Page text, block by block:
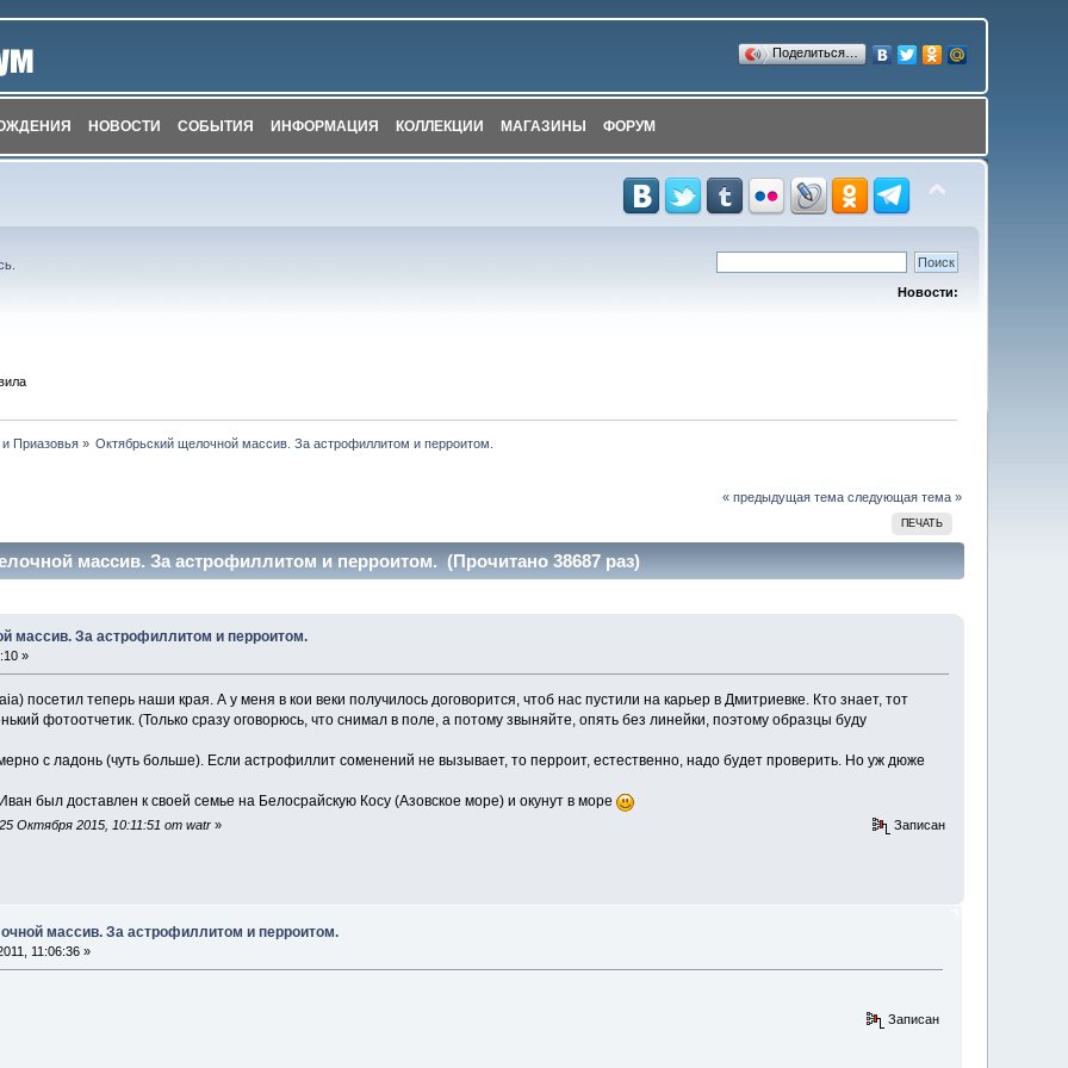
Поделиться…
НОВОСТИ СОБЫТИЯ ИНФОРМАЦИЯ КОЛЛЕКЦИИ МАГАЗИНЫ ФОРУМ
Новости:
и Приазовья » Октябрьский щелочной массив. За астрофиллитом и перроитом.
« предыдущая тема следующая тема »
ПЕЧАТЬ
массив. За астрофиллитом и перроитом. (Прочитано 38687 раз)
массив. За астрофиллитом и перроитом.
»
посетил теперь наши края. А у меня в кои веки получилось договорится, чтоб нас пустили на карьер в Дмитриевке. Кто знает, тот
фотоотчетик. (Только сразу оговорюсь, что снимал в поле, а потому звыняйте, опять без линейки, поэтому образцы буду
с ладонь (чуть больше). Если астрофиллит соменений не вызывает, то перроит, естественно, надо будет проверить. Но уж дюже
был доставлен к своей семье на Белосрайскую Косу (Азовское море) и окунут в море
Октября 2015, 10:11:51 от watr» Записан
массив. За астрофиллитом и перроитом.
11:06:36 »
Записан